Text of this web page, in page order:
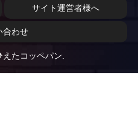
サイト運営者様へ
合わせ
たコッペパン.